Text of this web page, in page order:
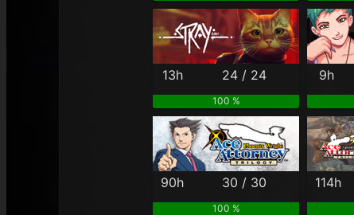
13h 24 / 24
100 %
9h
90h 30 / 30
100 %
114h